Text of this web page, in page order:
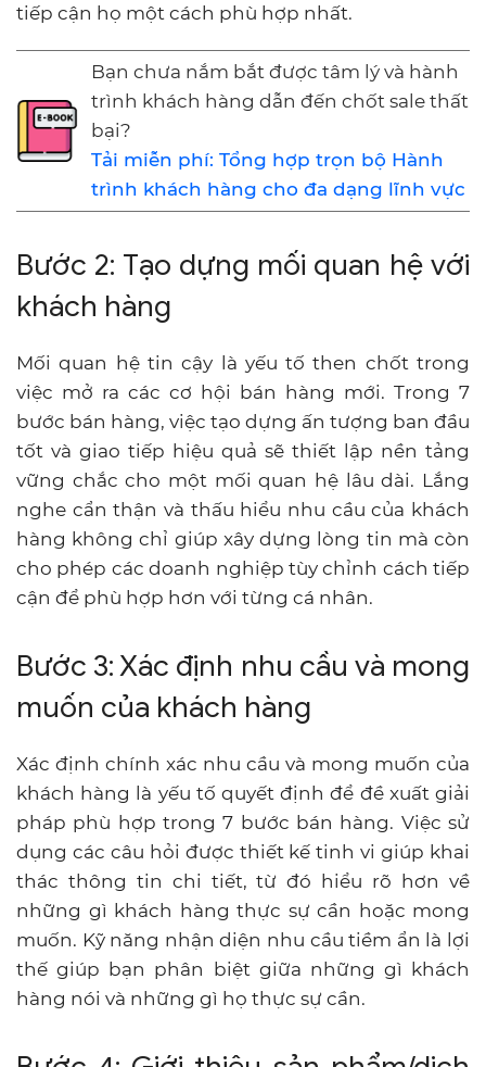
tiếp cận họ một cách phù hợp nhất.
Bạn chưa nắm bắt được tâm lý và hành
trình khách hàng dẫn đến chốt sale thất
bại?
Tải miễn phí: Tổng hợp trọn bộ Hành
trình khách hàng cho đa dạng lĩnh vực
Bước 2: Tạo dựng mối quan hệ với
khách hàng
Mối quan hệ tin cậy là yếu tố then chốt trong
việc mở ra các cơ hội bán hàng mới. Trong 7
bước bán hàng, việc tạo dựng ấn tượng ban đầu
tốt và giao tiếp hiệu quả sẽ thiết lập nền tảng
vững chắc cho một mối quan hệ lâu dài. Lắng
nghe cẩn thận và thấu hiểu nhu cầu của khách
hàng không chỉ giúp xây dựng lòng tin mà còn
cho phép các doanh nghiệp tùy chỉnh cách tiếp
cận để phù hợp hơn với từng cá nhân.
Bước 3: Xác định nhu cầu và mong
muốn của khách hàng
Xác định chính xác nhu cầu và mong muốn của
khách hàng là yếu tố quyết định để đề xuất giải
pháp phù hợp trong 7 bước bán hàng. Việc sử
dụng các câu hỏi được thiết kế tinh vi giúp khai
thác thông tin chi tiết, từ đó hiểu rõ hơn về
những gì khách hàng thực sự cần hoặc mong
muốn. Kỹ năng nhận diện nhu cầu tiềm ẩn là lợi
thế giúp bạn phân biệt giữa những gì khách
hàng nói và những gì họ thực sự cần.